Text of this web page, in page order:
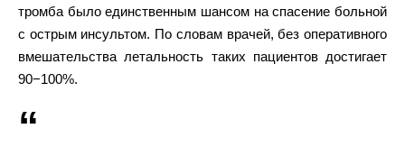
тромба было единственным шансом на спасение больной
с острым инсультом. По словам врачей, без оперативного
вмешательства летальность таких пациентов достигает
90−100%.